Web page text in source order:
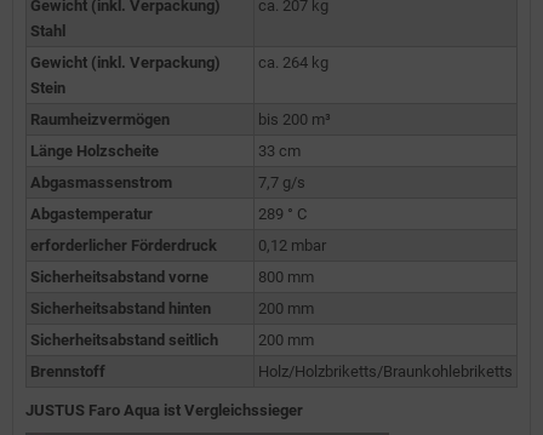
Gewicht (inkl. Verpackung)
Stahl
ca. 207 kg
Gewicht (inkl. Verpackung)
Stein
ca. 264 kg
Raumheizvermögen
bis 200 m³
Länge Holzscheite
33 cm
Abgasmassenstrom
7,7 g/s
Abgastemperatur
289 ° C
erforderlicher Förderdruck
0,12 mbar
Sicherheitsabstand vorne
800 mm
Sicherheitsabstand hinten
200 mm
Sicherheitsabstand seitlich
200 mm
Brennstoff
Holz/Holzbriketts/Braunkohlebriketts
JUSTUS Faro Aqua ist Vergleichssieger